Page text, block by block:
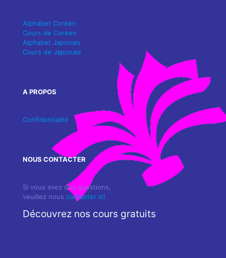
Alphabet Coréen
Cours de Coréen
Alphabet Japonais
Cours de Japonais
A PROPOS
Confidentialité
NOUS CONTACTER
Si vous avez des questions,
veuillez nous contacter ici
Découvrez nos cours gratuits